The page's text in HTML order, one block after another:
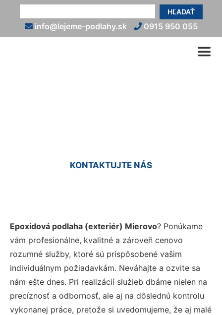
HĽADAŤ
info@lejeme-podlahy.sk 0915 950 055
KONTAKTUJTE NÁS
Epoxidová podlaha (exteriér) Mierovo? Ponúkame
vám profesionálne, kvalitné a zároveň cenovo
rozumné služby, ktoré sú prispôsobené vašim
individuálnym požiadavkám. Neváhajte a ozvite sa
nám ešte dnes. Pri realizácií služieb dbáme nielen na
precíznosť a odbornosť, ale aj na dôslednú kontrolu
vykonanej práce, pretože si uvedomujeme, že aj malé